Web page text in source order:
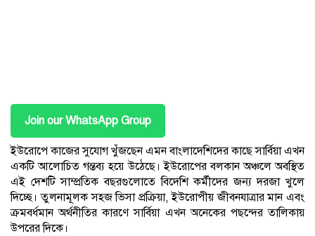
Join our WhatsApp Group
ইউরোপে কাজের সুযোগ খুঁজছেন এমন বাংলাদেশিদের কাছে সার্বিয়া এখন
একটি আলোচিত গন্তব্য হয়ে উঠেছে। ইউরোপের বলকান অঞ্চলে অবস্থিত
এই দেশটি সাম্প্রতিক বছরগুলোতে বিদেশি কর্মীদের জন্য দরজা খুলে
দিচ্ছে। তুলনামূলক সহজ ভিসা প্রক্রিয়া, ইউরোপীয় জীবনযাত্রার মান এবং
ক্রমবর্ধমান অর্থনীতির কারণে সার্বিয়া এখন অনেকের পছন্দের তালিকায়
উপরের দিকে।